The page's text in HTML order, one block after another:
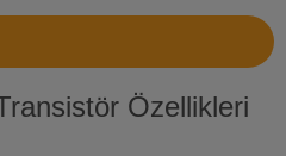
Özellikleri